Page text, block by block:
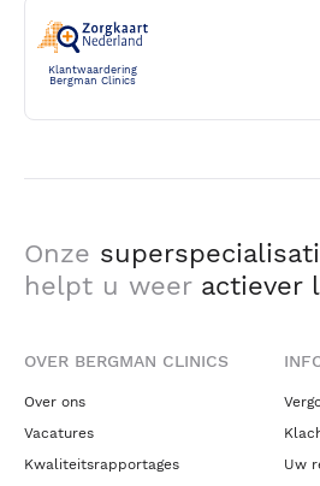
Klantwaardering
Bergman Clinics
Onze
helpt u weer actiever
OVER BERGMAN CLINICS
Over ons
Vacatures
Kwaliteitsrapportages
Uw